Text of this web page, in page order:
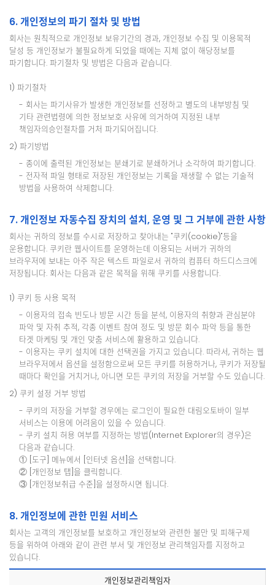
6. 개인정보의 파기 절차 및 방법
회사는 원칙적으로 개인정보 보유기간의 경과, 개인정보 수집 및 이용목적
달성 등 개인정보가 불필요하게 되었을 때에는 지체 없이 해당정보를
파기합니다. 파기절차 및 방법은 다음과 같습니다.
1) 파기절차
- 회사는 파기사유가 발생한 개인정보를 선정하고 별도의 내부방침 및
기타 관련법령에 의한 정보보호 사유에 의거하여 지정된 내부
책임자의승인절차를 거처 파기되어집니다.
2) 파기방법
- 종이에 출력된 개인정보는 분쇄기로 분쇄하거나 소각하여 파기합니다.
- 전자적 파일 형태로 저장된 개인정보는 기록을 재생할 수 없는 기술적
방법을 사용하여 삭제합니다.
7. 개인정보 자동수집 장치의 설치, 운영 및 그 거부에 관한 사항
회사는 귀하의 정보를 수시로 저장하고 찾아내는 "쿠키(cookie)"등을
운용합니다. 쿠키란 웹사이트를 운영하는데 이용되는 서버가 귀하의
브라우저에 보내는 아주 작은 텍스트 파일로서 귀하의 컴퓨터 하드디스크에
저장됩니다. 회사는 다음과 같은 목적을 위해 쿠키를 사용합니다.
1) 쿠키 등 사용 목적
- 이용자의 접속 빈도나 방문 시간 등을 분석, 이용자의 취향과 관심분야
파악 및 자취 추적, 각종 이벤트 참여 정도 및 방문 회수 파악 등을 통한
타겟 마케팅 및 개인 맞춤 서비스에 활용하고 있습니다.
- 이용자는 쿠키 설치에 대한 선택권을 가지고 있습니다. 따라서, 귀하는 웹
브라우저에서 옵션을 설정함으로써 모든 쿠키를 허용하거나, 쿠키가 저장될
때마다 확인을 거치거나, 아니면 모든 쿠키의 저장을 거부할 수도 있습니다.
2) 쿠키 설정 거부 방법
- 쿠키의 저장을 거부할 경우에는 로그인이 필요한 대림오토바이 일부
서비스는 이용에 어려움이 있을 수 있습니다.
- 쿠키 설치 허용 여부를 지정하는 방법(Internet Explorer의 경우)은
다음과 같습니다.
① [도구] 메뉴에서 [인터넷 옵션]을 선택합니다.
② [개인정보 탭]을 클릭합니다.
③ [개인정보취급 수준]을 설정하시면 됩니다.
8. 개인정보에 관한 민원 서비스
회사는 고객의 개인정보를 보호하고 개인정보와 관련한 불만 및 피해구제
등을 위하여 아래와 같이 관련 부서 및 개인정보 관리책임자를 지정하고
있습니다.
개인정보관리책임자